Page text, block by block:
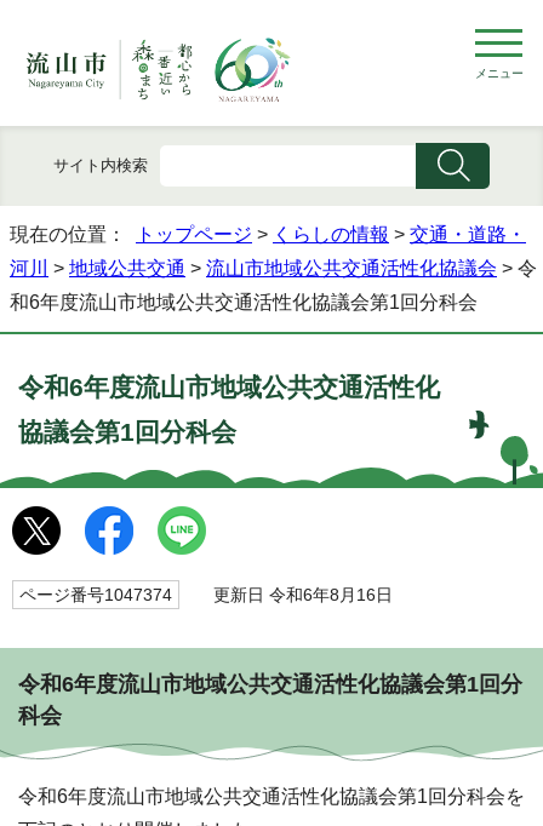
メニュー
サイト内検索
現在の位置： トップページ > くらしの情報 > 交通・道路・
河川 > 地域公共交通 > 流山市地域公共交通活性化協議会 > 令
和6年度流山市地域公共交通活性化協議会第1回分科会
令和6年度流山市地域公共交通活性化
協議会第1回分科会
ページ番号1047374 更新日 令和6年8月16日
令和6年度流山市地域公共交通活性化協議会第1回分
科会
令和6年度流山市地域公共交通活性化協議会第1回分科会を